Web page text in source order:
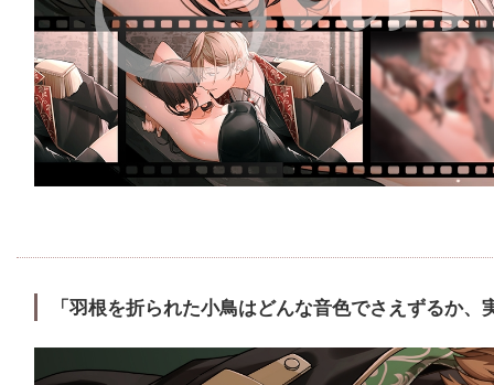
「羽根を折られた小鳥はどんな音色でさえずるか、